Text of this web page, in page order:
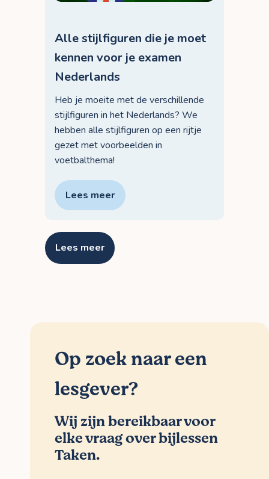
Alle stijlfiguren die je moet
kennen voor je examen
Nederlands
Heb je moeite met de verschillende
stijlfiguren in het Nederlands? We
hebben alle stijlfiguren op een rijtje
gezet met voorbeelden in
voetbalthema!
Lees meer
Lees meer
Op zoek naar een
lesgever?
Wij zijn bereikbaar voor
elke vraag over bijlessen
Taken.